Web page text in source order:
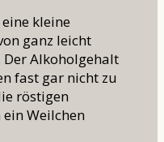
kleine
ganz leicht
Alkoholgehalt
fast gar nicht zu
röstigen
Weilchen